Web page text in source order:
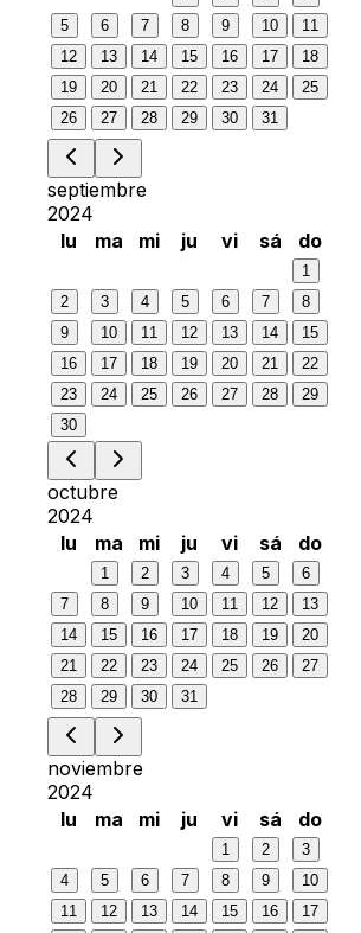
5
6 7 8 9 10
11
12
13 14 15 16 17
18
19
20 21 22 23 24
25
26
27 28 29 30 31
septiembre
2024
lu
ma mi ju vi sá do
1
2
3 4 5 6 7
8
9
10 11 12 13 14
15
16
17 18 19 20 21
22
23
24 25 26 27 28
29
30
octubre
2024
lu
ma mi ju vi sá do
1 2 3 4 5
6
7
8 9 10 11 12
13
14
15 16 17 18 19
20
21
22 23 24 25 26
27
28
29 30 31
noviembre
2024
lu
ma mi ju vi sá do
1 2
3
4
5 6 7 8 9
10
11
12 13 14 15 16
17